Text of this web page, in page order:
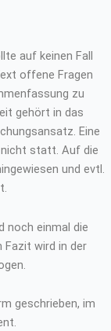
auf keinen Fall
offene Fragen
zu
gehört in das
Eine
statt. Auf die
und evtl.
noch einmal die
Fazit wird in der
geschrieben, im